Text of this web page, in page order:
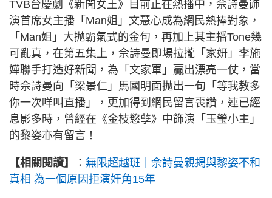
TVB台慶劇《新聞女王》目前正在熱播中，佘詩曼飾
演首席女主播「Man姐」文慧心成為網民熱捧對象，
「Man姐」大抛霸氣式的金句，再加上其主播Tone幾
可亂真，在第五集上，佘詩曼即場拉攏「家妍」李施
嬅聯手打造好新聞，為「文家軍」贏出漂亮一仗，當
時佘詩曼向「梁景仁」馬國明面抛出一句「等我教多
你一次咩叫直播」，更加得到網民留言喪讚，連已經
息影多時，曾經在《金枝慾孽》中飾演「玉瑩小主」
的黎姿亦有留言！
【相關閱讀】 ： 無限超越班｜佘詩曼親揭與黎姿不和
真相 為一個原因拒演奸角15年